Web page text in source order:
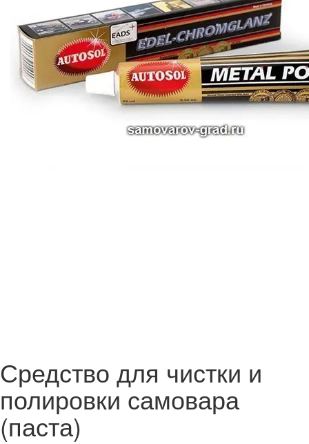
Средство для чистки и
полировки самовара
(паста)